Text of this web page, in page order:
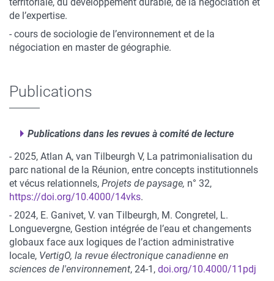
de l’expertise.
- cours de sociologie de l’environnement et de la
négociation en master de géographie.
Publications
Publications dans les revues à comité de lecture
- 2025, Atlan A, van Tilbeurgh V, La patrimonialisation du
parc national de la Réunion, entre concepts institutionnels
et vécus relationnels, Projets de paysage, n° 32,
https://doi.org/10.4000/14vks.
- 2024, E. Ganivet, V. van Tilbeurgh, M. Congretel, L.
Longuevergne, Gestion intégrée de l’eau et changements
globaux face aux logiques de l’action administrative
locale, VertigO, la revue électronique canadienne en
sciences de l'environnement, 24-1, doi.org/10.4000/11pdj